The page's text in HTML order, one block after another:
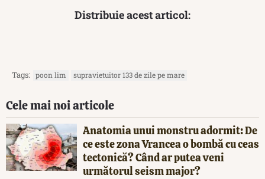
Distribuie acest articol:
Tags: poon lim supravietuitor 133 de zile pe mare
Cele mai noi articole
Anatomia unui monstru adormit: De
ce este zona Vrancea o bombă cu ceas
tectonică? Când ar putea veni
următorul seism major?